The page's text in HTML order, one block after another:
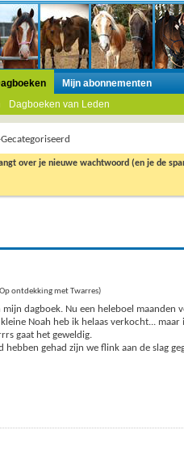
Dagboeken van Leden
Mijn abonnementen
over je nieuwe wachtwoord (en je de
ontdekking met Twarres)
mijn dagboek. Nu een heleboel
Noah heb ik helaas verkocht...
gaat het geweldig.
hebben gehad zijn we flink aan de slag